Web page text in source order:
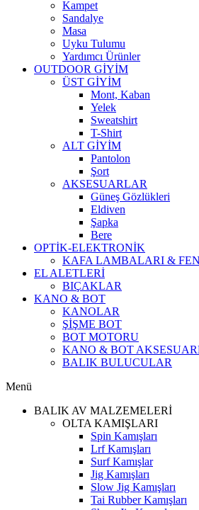
Kampet
Sandalye
Masa
Uyku Tulumu
Yardımcı Ürünler
OUTDOOR GİYİM
ÜST GİYİM
Mont, Kaban
Yelek
Sweatshirt
T-Shirt
ALT GİYİM
Pantolon
Şort
AKSESUARLAR
Güneş Gözlükleri
Eldiven
Şapka
Bere
OPTİK-ELEKTRONİK
KAFA LAMBALARI &
EL ALETLERİ
BIÇAKLAR
KANO & BOT
KANOLAR
ŞİŞME BOT
BOT MOTORU
KANO & BOT
BALIK BULUCULAR
Menü
BALIK AV MALZEMELERİ
OLTA KAMIŞLARI
Spin Kamışları
Lrf Kamışları
Surf Kamışlar
Jig Kamışları
Slow Jig Kamışları
Tai Rubber Kamışları